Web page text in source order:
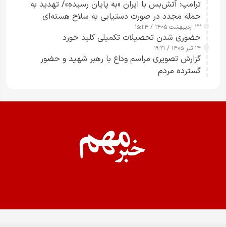
ترامپ: آتش‌بس با ایران «به پایان رسیده»/ تهدید به
حمله مجدد در صورت دستیابی به سلاح هسته‌ای
۲۲ اردیبهشت ۱۴۰۵ / ۱۵:۲۴
حضوری شدن تحصیلات تکمیلی کلید خورد
۱۴ تیر ۱۴۰۵ / ۱۹:۲۱
گزارش تصویری مراسم وداع با رهبر شهید و حضور
گسترده مردم